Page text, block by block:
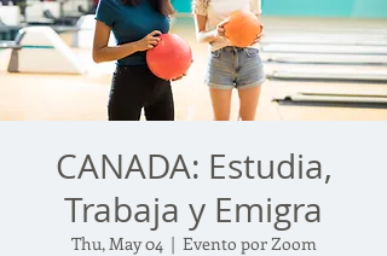
CANADA: Estudia,
Trabaja y Emigra
Thu, May 04
  |
Evento por Zoom